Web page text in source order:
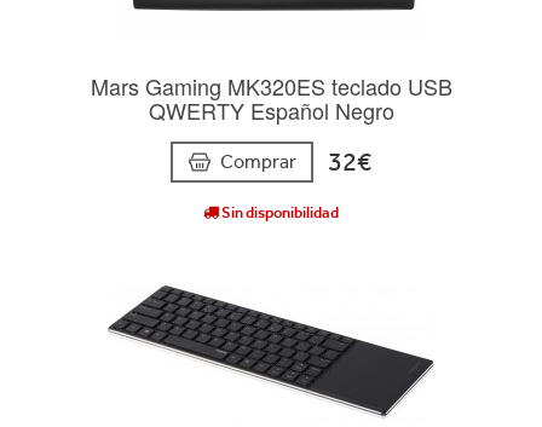
Mars Gaming MK320ES teclado USB
QWERTY Español Negro
Comprar 32€
Sin disponibilidad